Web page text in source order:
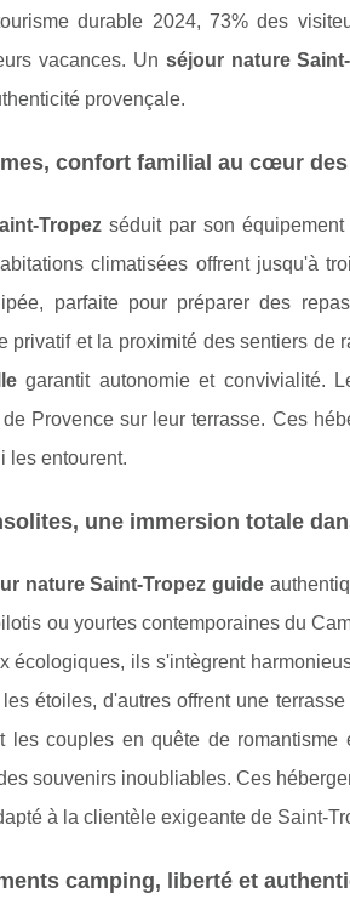
durable 2024, 73% des
vacances. Un séjour nature
provençale.
confort familial au cœur
Tropez séduit par son
climatisées offrent jusqu'à
parfaite pour préparer des
privatif et la proximité des sentiers
garantit autonomie et convivialité.
Provence sur leur terrasse. Ces
les entourent.
une immersion totale
nature Saint-Tropez guide
ou yourtes contemporaines du
écologiques, ils s'intègrent
étoiles, d'autres offrent une
les couples en quête de romantisme
souvenirs inoubliables. Ces
à la clientèle exigeante de Saint-
camping, liberté et